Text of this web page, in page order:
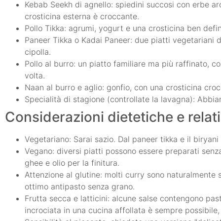
Kebab Seekh di agnello: spiedini succosi con erbe
crosticina esterna è croccante.
Pollo Tikka: agrumi, yogurt e una crosticina ben
Paneer Tikka o Kadai Paneer: due piatti
cipolla.
Pollo al burro: un piatto familiare ma più raffinato,
volta.
Naan al burro e aglio: gonfio, con una crosticina
Specialità di stagione (controllate la lavagna):
Considerazioni dietetiche e
Vegetariano: Sarai sazio. Dal paneer tikka e il
Vegano: diversi piatti possono essere preparati
ghee e olio per la finitura.
Attenzione al glutine: molti curry sono
ottimo antipasto senza grano.
Frutta secca e latticini: alcune salse contengono
incrociata in una cucina affollata è sempre